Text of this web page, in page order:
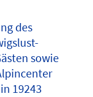
des
sowie
19243